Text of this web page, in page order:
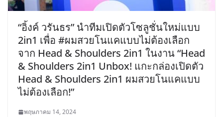
“อิ้งค์ วรันธร” นำทีมเปิดตัวโซลูชั่นใหม่แบบ
2in1 เพื่อ #ผมสวยโนแคแบบไม่ต้องเลือก
จาก Head & Shoulders 2in1 ในงาน “Head
& Shoulders 2in1 Unbox! แกะกล่องเปิดตัว
Head & Shoulders 2in1 ผมสวยโนแคแบบ
ไม่ต้องเลือก!”
พฤษภาคม 14, 2024